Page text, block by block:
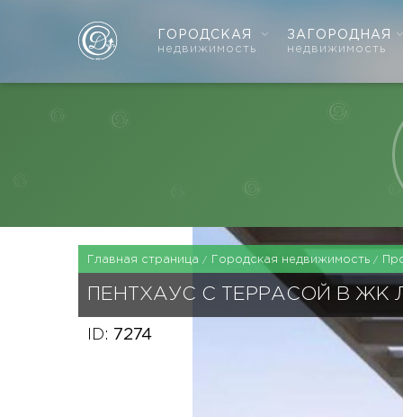
ГОРОДСКАЯ
недвижимость
ЗАГОРОДНАЯ
недвижимость
Главная страница Городская недвижимость
ПЕНТХАУС С ТЕРРАСОЙ В ЖК
ID: 7274